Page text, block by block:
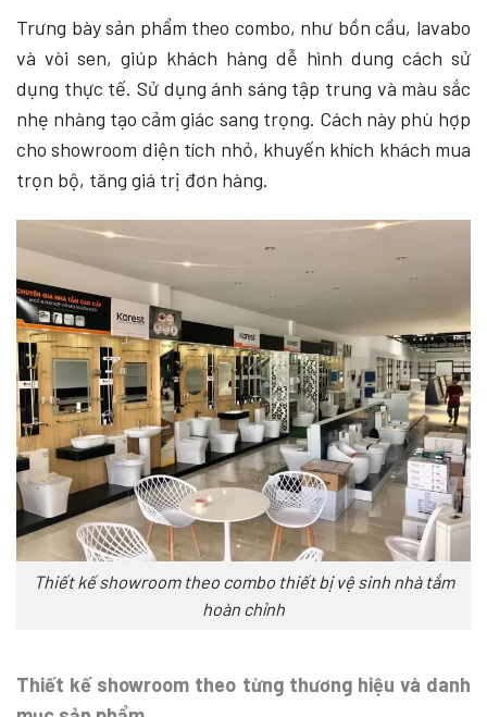
Trưng bày sản phẩm theo combo, như bồn cầu, lavabo
và vòi sen, giúp khách hàng dễ hình dung cách sử
dụng thực tế. Sử dụng ánh sáng tập trung và màu sắc
nhẹ nhàng tạo cảm giác sang trọng. Cách này phù hợp
cho showroom diện tích nhỏ, khuyến khích khách mua
trọn bộ, tăng giá trị đơn hàng.
Thiết kế showroom theo combo thiết bị vệ sinh nhà tắm
hoàn chỉnh
Thiết kế showroom theo từng thương hiệu và danh